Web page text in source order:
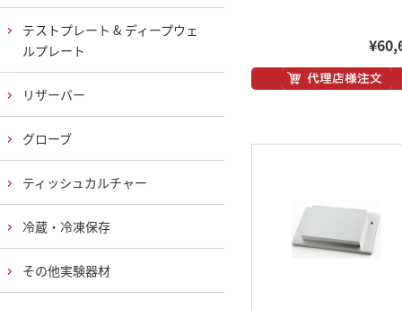
テストプレート & ディープウェ
ルプレート
リザーバー
グローブ
ティッシュカルチャー
冷蔵・冷凍保存
その他実験器材